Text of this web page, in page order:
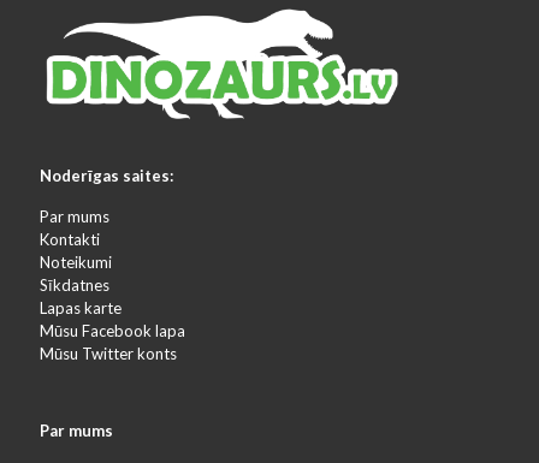
Noderīgas saites:
Par mums
Kontakti
Noteikumi
Sīkdatnes
Lapas karte
Mūsu Facebook lapa
Mūsu Twitter konts
Par mums